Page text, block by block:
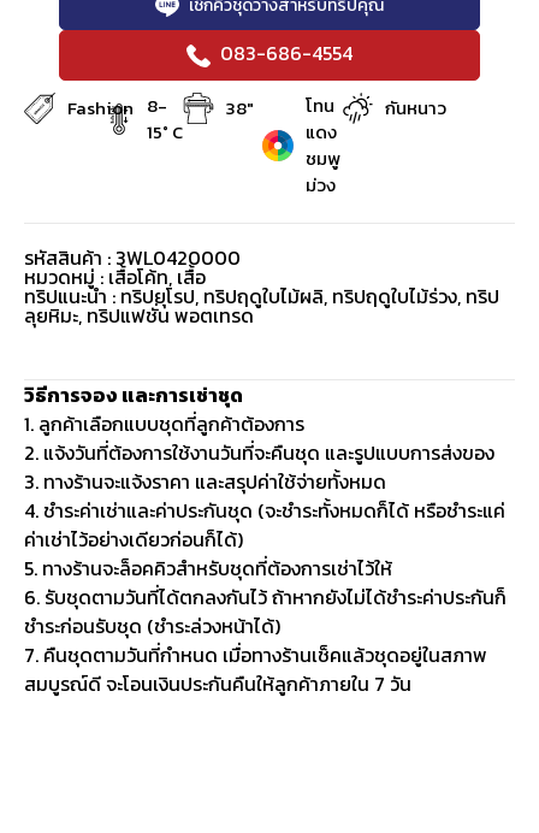
083-686-4554
Fashion 8-
15° C
38"
โทน
แดง
ชมพู
ม่วง
กันหนาว
รหัสสินค้า : 3WL0420000
หมวดหมู่ : เสื้อโค้ท, เสื้อ
ทริปแนะนำ : ทริปยุโรป, ทริปฤดูใบไม้ผลิ, ทริปฤดูใบไม้ร่วง, ทริป
ลุยหิมะ, ทริปแฟชั่น พอตเทรด
วิธีการจอง และการเช่าชุด
1. ลูกค้าเลือกแบบชุดที่ลูกค้าต้องการ
2. แจ้งวันที่ต้องการใช้งานวันที่จะคืนชุด และรูปแบบการส่งของ
3. ทางร้านจะแจ้งราคา และสรุปค่าใช้จ่ายทั้งหมด
4. ชำระค่าเช่าและค่าประกันชุด (จะชำระทั้งหมดก็ได้ หรือชำระแค่
ค่าเช่าไว้อย่างเดียวก่อนก็ได้)
5. ทางร้านจะล็อคคิวสำหรับชุดที่ต้องการเช่าไว้ให้
6. รับชุดตามวันที่ได้ตกลงกันไว้ ถ้าหากยังไม่ได้ชำระค่าประกันก็
ชำระก่อนรับชุด (ชำระล่วงหน้าได้)
7. คืนชุดตามวันที่กำหนด เมื่อทางร้านเช็คแล้วชุดอยู่ในสภาพ
สมบูรณ์ดี จะโอนเงินประกันคืนให้ลูกค้าภายใน 7 วัน